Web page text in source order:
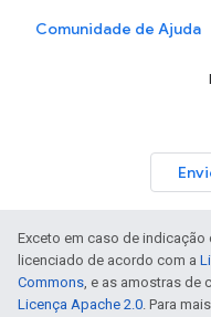
Comunidade de Ajuda
Exceto em caso de
licenciado de acordo com a
Commons, e as amostras de
Licença Apache 2.0. Para